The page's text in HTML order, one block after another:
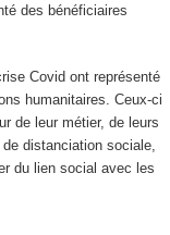
des bénéficiaires
Covid ont représenté
humanitaires. Ceux-ci
de leur métier, de leurs
distanciation sociale,
du lien social avec les